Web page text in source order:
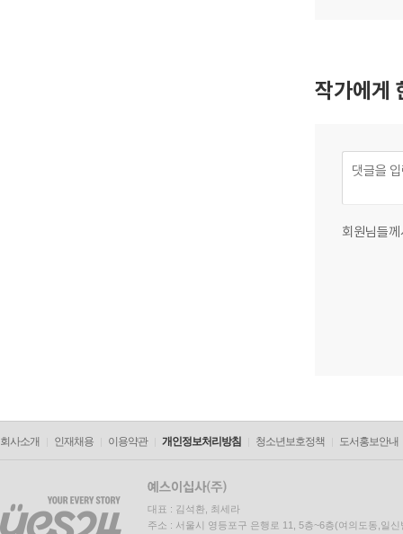
작가에게
회원님들
회사소개 인재채용 이용약관 개인정보처리방침 청소년보호정책 도서홍보안내
대표 : 김석환, 최세라
주소 : 서울시 영등포구 은행로 11, 5층~6층(여의도동,일신